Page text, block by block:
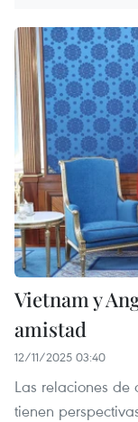
Vietnam y
amistad
12/11/2025 03:40
Las relaciones de
tienen